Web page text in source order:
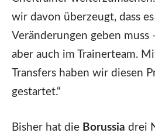
wir davon überzeugt, dass
Veränderungen geben muss
aber auch im Trainerteam.
Transfers haben wir diesen
gestartet.“
Bisher hat die Borussia drei